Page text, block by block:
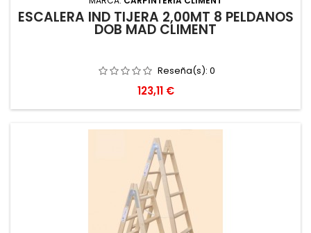
ESCALERA IND TIJERA 2,00MT 8 PELDAÑOS
DOB MAD CLIMENT
Reseña(s): 0
Precio
123,11 €